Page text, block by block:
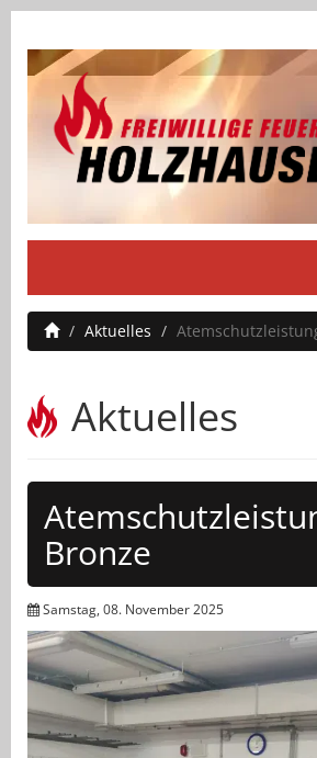
Aktuelles
Aktuelles
Bronze
Samstag, 08. November 2025